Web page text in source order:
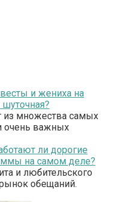
и жениха на
из множества самых
очень важных
ли дорогие
на самом деле?
и любительского
обещаний.